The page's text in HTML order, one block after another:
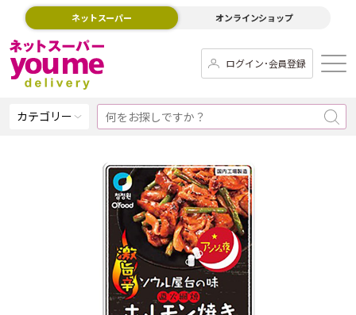
ネットスーパー オンラインショップ
ログイン･会員登録
カテゴリー